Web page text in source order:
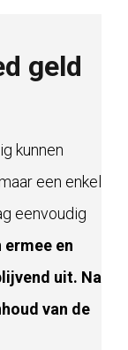
geld
kunnen
een enkel
eenvoudig
ermee en
uit. Na
van de